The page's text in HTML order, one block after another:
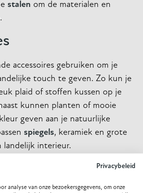
stalen om de materialen en
accessoires gebruiken om je
touch te geven. Zo kun je
plaid of stoffen kussen op je
kunnen planten of mooie
geven aan je natuurlijke
spiegels, keramiek en grote
landelijk interieur.
in je
Privacybeleid
analyse van onze bezoekersgegevens, om onze